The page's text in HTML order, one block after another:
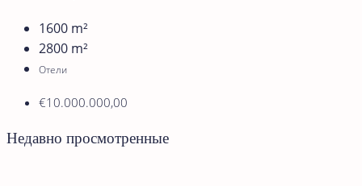
1600 m²
2800 m²
Отели
€10.000.000,00
Недавно просмотренные